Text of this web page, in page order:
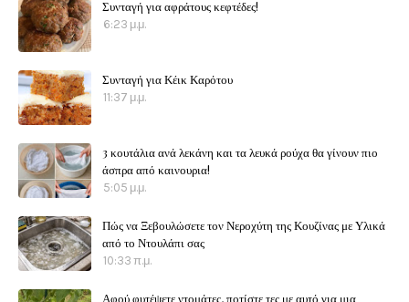
Συνταγή για αφράτους κεφτέδες!
6:23 μ.μ.
Συνταγή για Κέικ Καρότου
11:37 μ.μ.
3 κουτάλια ανά λεκάνη και τα λευκά ρούχα θα γίνουν πιο
άσπρα από καινουρια!
5:05 μ.μ.
Πώς να Ξεβουλώσετε τον Νεροχύτη της Κουζίνας με Υλικά
από το Ντουλάπι σας
10:33 π.μ.
Αφού φυτέψετε ντομάτες, ποτίστε τες με αυτό για μια